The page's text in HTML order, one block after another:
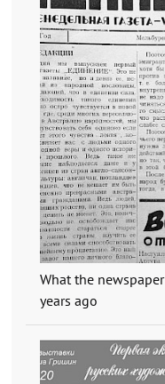
What the
years ago